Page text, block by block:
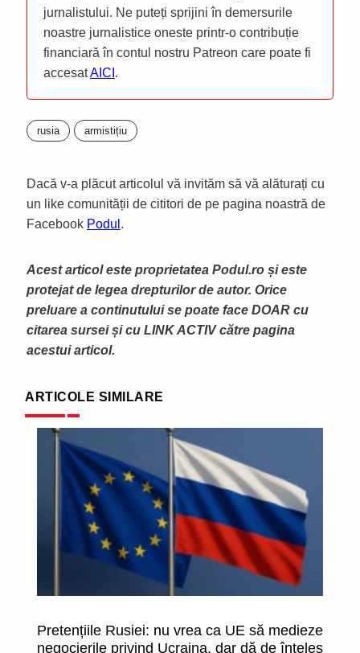
jurnalistului. Ne puteți sprijini în demersurile
noastre jurnalistice oneste printr-o contribuție
financiară în contul nostru Patreon care poate fi
accesatAICI .
rusia armistițiu
Dacă v-a plăcut articolul vă invităm să vă alăturați cu
un like comunității de cititori de pe pagina noastră de
Facebook Podul .
Acest articol este proprietatea Podul.ro și este
protejat de legea drepturilor de autor. Orice
preluare a continutului se poate face DOAR cu
citarea sursei și cu LINK ACTIV către pagina
acestui articol.
ARTICOLE SIMILARE
Pretențiile Rusiei: nu vrea ca UE să medieze
negocierile privind Ucraina, dar dă de înțeles